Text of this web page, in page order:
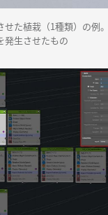
せた植栽（1種類）の例
発生させたもの